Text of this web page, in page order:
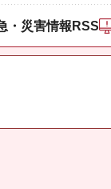
・災害情報RSS